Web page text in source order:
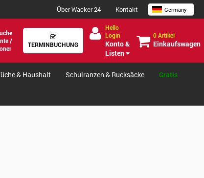
Über Wacker 24 Kontakt Germany
/
TERMINBUCHUNG
Hello
Login
Konto &
Listen
0 Artikel
Einkaufswagen
& Haushalt Schulranzen & Rucksäcke Gratis